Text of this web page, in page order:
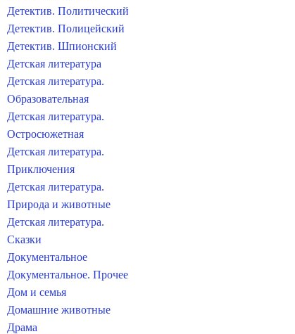
Детектив. Политический
Детектив. Полицейский
Детектив. Шпионский
Детская литература
Детская литература.
Образовательная
Детская литература.
Остросюжетная
Детская литература.
Приключения
Детская литература.
Природа и животные
Детская литература.
Сказки
Документальное
Документальное. Прочее
Дом и семья
Домашние животные
Драма